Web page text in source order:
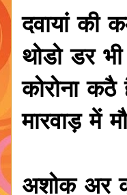
दवायां की
थोडो डर
कोरोना
मारवाड़ में
अशोक अर